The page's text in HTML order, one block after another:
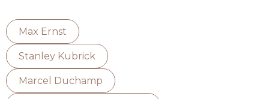
Max Ernst
Stanley Kubrick
Marcel Duchamp